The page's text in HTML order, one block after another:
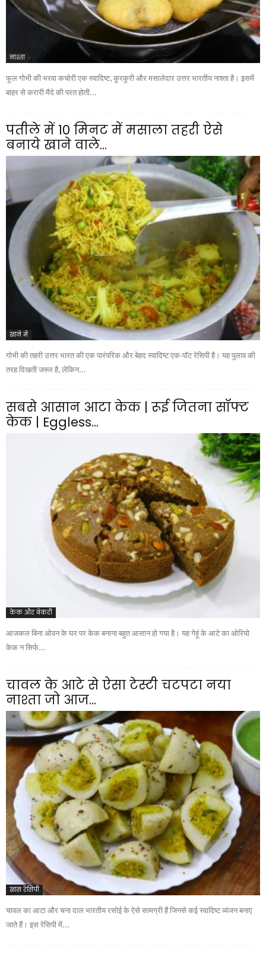
नाश्ता
फूल गोभी की भरवा कचोरी एक स्वादिष्ट, कुरकुरी और मसालेदार उत्तर भारतीय नाश्ता है। इसमें
बाहर से करारी मैदे की परत होती...
पतीले में 10 मिनट में मसाला तहरी ऐसे
बनाये खाने वाले...
खाने में
गोभी की तहरी उत्तर भारत की एक पारंपरिक और बेहद स्वादिष्ट एक-पॉट रेसिपी है। यह पुलाव की
तरह दिखती जरूर है, लेकिन...
सबसे आसान आटा केक | रूई जितना सॉफ्ट
केक | Eggless...
केक और बेकरी
आजकल बिना ओवन के घर पर केक बनाना बहुत आसान हो गया है। यह गेहूं के आटे का ओरियो
केक न सिर्फ...
चावल के आटे से ऐसा टेस्टी चटपटा नया
नाश्ता जो आज...
खास रेसिपी
चावल का आटा और चना दाल भारतीय रसोई के ऐसे सामग्री हैं जिनसे कई स्वादिष्ट व्यंजन बनाए
जाते हैं। इस रेसिपी में...